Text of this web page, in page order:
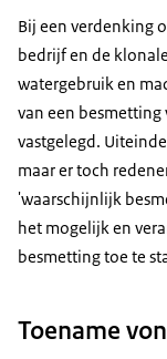
Bij een verdenking
bedrijf en de
watergebruik en
van een
vastgelegd.
maar er toch
'waarschijnlijk
het mogelijk en
besmetting toe te
Toename